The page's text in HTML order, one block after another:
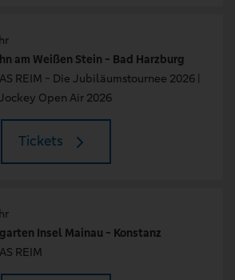
am Weißen Stein - Bad Harzburg
REIM - Die Jubiläumstournee 2026 |
Open Air 2026
Tickets
Insel Mainau - Konstanz
REIM